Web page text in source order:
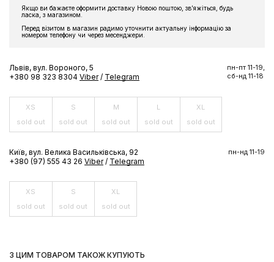
Якщо ви бажаєте оформити доставку Новою поштою, звʼяжіться, будь
ласка, з магазином.
Перед візитом в магазин радимо уточнити актуальну інформацію за
номером телефону чи через месенджери.
Львів, вул. Вороного, 5
+380 98 323 8304 Viber / Telegram
пн-пт 11-19,
сб-нд 11-18
XS
sold out
S
sold out
M
sold out
L
sold out
XL
sold out
Київ, вул. Велика Васильківська, 92
+380 (97) 555 43 26 Viber / Telegram
пн-нд 11-19
XS
sold out
S
sold out
XL
sold out
З ЦИМ ТОВАРОМ ТАКОЖ КУПУЮТЬ
ЗНИЖКА 10% НА ПЕРШЕ
Підпишіться на розсилку та отримайте доступ до знижки та
ПІДПИСАТИСЬ ЗАРАЗ